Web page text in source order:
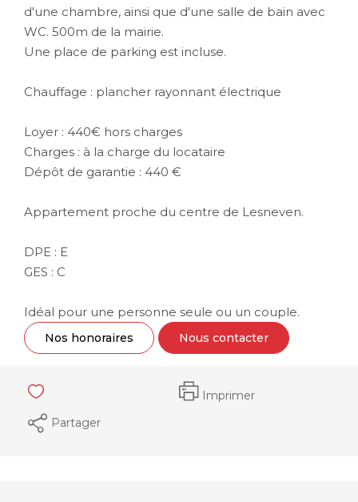
d'une chambre, ainsi que d'une salle de bain avec
WC. 500m de la mairie.
Une place de parking est incluse.
Chauffage : plancher rayonnant électrique
Loyer : 440€ hors charges
Charges : à la charge du locataire
Dépôt de garantie : 440 €
Appartement proche du centre de Lesneven.
DPE : E
GES : C
Idéal pour une personne seule ou un couple.
Nos honoraires Nous contacter
Imprimer
Partager